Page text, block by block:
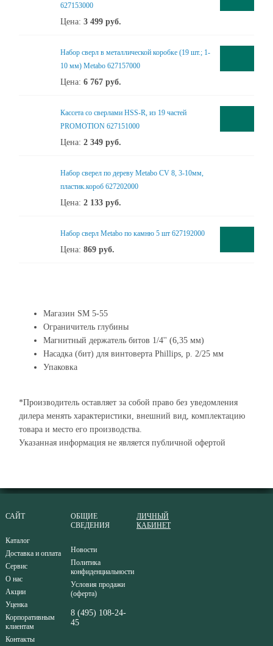
627153000
Цена: 3 499 руб.
Набор сверл в металлической коробке (19 шт.; 1-
10 мм) Metabo 627157000
Цена: 6 767 руб.
Кассета со сверлами HSS-R, из 19 частей
PROMOTION 627151000
Цена: 2 349 руб.
Набор сверел по дереву Metabo CV 8, 3-10мм,
пластик.короб 627202000
Цена: 2 133 руб.
Набор сверл Metabo по камню 5 шт 627192000
Цена: 869 руб.
Магазин SM 5-55
Ограничитель глубины
Магнитный держатель битов 1/4'' (6,35 мм)
Насадка (бит) для винтоверта Phillips, р. 2/25 мм
Упаковка
*Производитель оставляет за собой право без уведомления
дилера менять характеристики, внешний вид, комплектацию
товара и место его производства.
Указанная информация не является публичной офертой
САЙТ
Каталог
Доставка и оплата
Сервис
О нас
Акции
Уценка
Корпоративным
клиентам
Контакты
ОБЩИЕ
СВЕДЕНИЯ
Новости
Политика
конфиденциальности
Условия продажи
(оферта)
8 (495) 108-24-
45
ЛИЧНЫЙ
КАБИНЕТ